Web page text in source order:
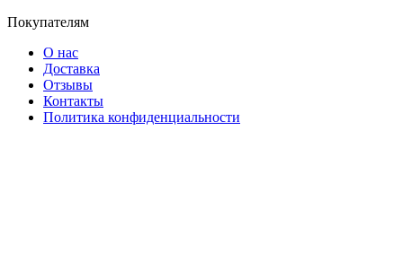
Покупателям
О нас
Доставка
Отзывы
Контакты
Политика конфиденциальности